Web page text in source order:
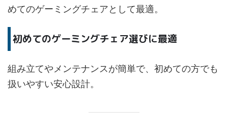
めてのゲーミングチェアとして最適。
初めてのゲーミングチェア選びに最適
組み立てやメンテナンスが簡単で、初めての方でも
扱いやすい安心設計。